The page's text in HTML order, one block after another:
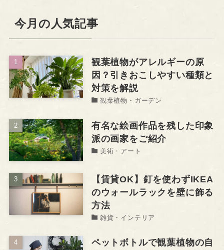
今月の人気記事
観葉植物がアレルギーの原
因？引きおこしやすい種類と
対策を解説
観葉植物・ガーデン
有名な絵画作品を残した印象
派の画家をご紹介
美術・アート
【賃貸OK】釘を使わずIKEA
のウォールラックを壁に飾る
方法
雑貨・インテリア
ペットボトルで観葉植物の自